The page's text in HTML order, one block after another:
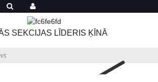
SEKCIJAS LĪDERIS ĶĪNĀ